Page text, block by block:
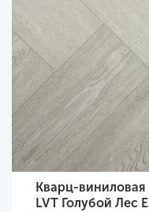
Кварц-
LVT Голубой Лес